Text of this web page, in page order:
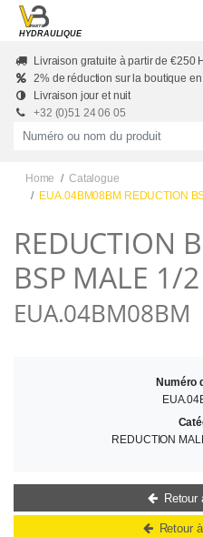
Skip to main content
HYDRAULIQUE
Livraison gratuite à partir de €250
2% de réduction sur la boutique
Livraison jour et nuit
+32 (0)51 24 06 05
Productnummer of naam
Home
Catalogue
EUA.04BM08BM REDUCTION
REDUCTION
BSP MALE 1/2
EUA.04BM08BM
Numéro
REDUCTION
Retour
Retour